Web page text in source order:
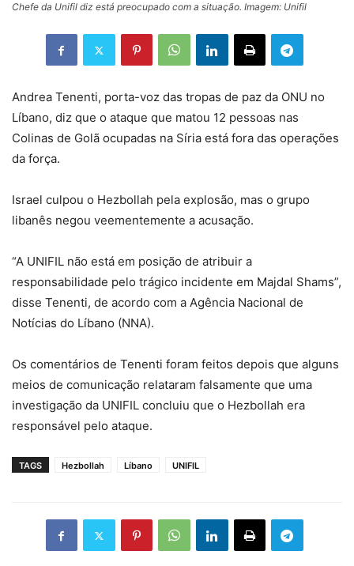
Chefe da Unifil diz está preocupado com a situação. Imagem: Unifil
Andrea Tenenti, porta-voz das tropas de paz da ONU no
Líbano, diz que o ataque que matou 12 pessoas nas
Colinas de Golã ocupadas na Síria está fora das operações
da força.
Israel culpou o Hezbollah pela explosão, mas o grupo
libanês negou veementemente a acusação.
“A UNIFIL não está em posição de atribuir a
responsabilidade pelo trágico incidente em Majdal Shams”,
disse Tenenti, de acordo com a Agência Nacional de
Notícias do Líbano (NNA).
Os comentários de Tenenti foram feitos depois que alguns
meios de comunicação relataram falsamente que uma
investigação da UNIFIL concluiu que o Hezbollah era
responsável pelo ataque.
TAGS Hezbollah Líbano UNIFIL